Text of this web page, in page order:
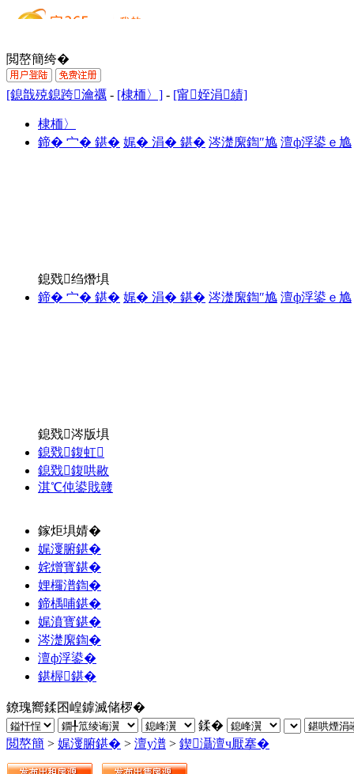
閲嶅簡绔�
[鎴戠殑鎴跨瀹禲 - [棣栭〉] - [甯姪涓績]
棣栭〉
鍗� 宀� 鍖� 娓� 涓� 鍖� 涔濋緳鍧″尯 澶ф浮鍙ｅ尯
鎴戣绉熸埧
鍗� 宀� 鍖� 娓� 涓� 鍖� 涔濋緳鍧″尯 澶ф浮鍙ｅ尯
鎴戣涔版埧
鎴戣鍑虹
鎴戣鍑哄敭
淇℃伅鍙戝竷
鎵炬埧婧�
娓濅腑鍖�
姹熷寳鍖�
娌欏潽鍧�
鍗楀哺鍖�
娓濆寳鍖�
涔濋緳鍧�
澶ф浮鍙�
鍖楃鍖�
鐐瑰嚮鍒囨崲鎼滅储椤�
鍒�
閲嶅簡 > 娓濅腑鍖� > 澶у潽 > 鍥灄澶ч厭搴�